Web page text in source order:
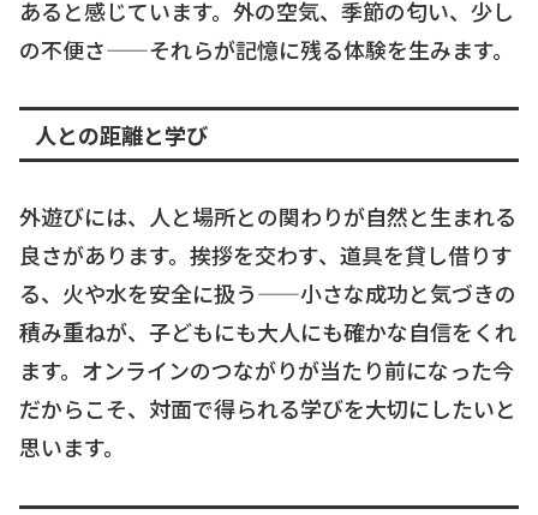
あると感じています。外の空気、季節の匂い、少し
の不便さ——それらが記憶に残る体験を生みます。
人との距離と学び
外遊びには、人と場所との関わりが自然と生まれる
良さがあります。挨拶を交わす、道具を貸し借りす
る、火や水を安全に扱う——小さな成功と気づきの
積み重ねが、子どもにも大人にも確かな自信をくれ
ます。オンラインのつながりが当たり前になった今
だからこそ、対面で得られる学びを大切にしたいと
思います。